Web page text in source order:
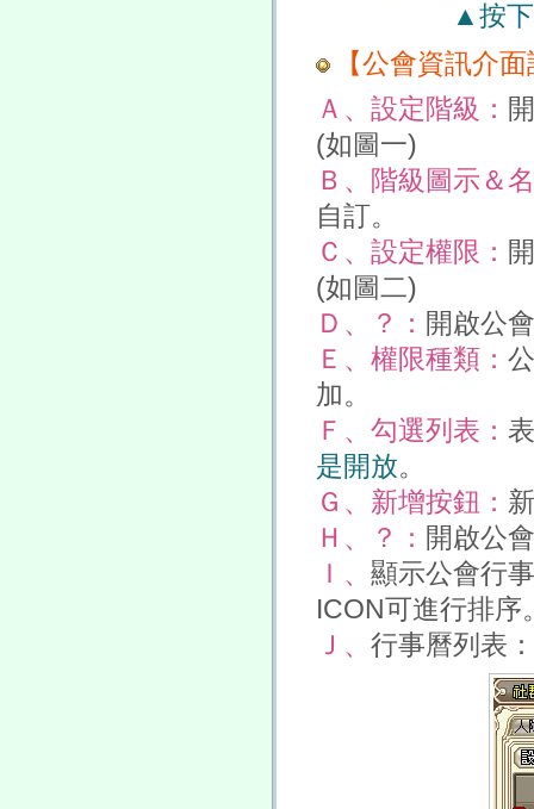
▲按
【公會資訊介
Ａ、設定階級：
(如圖一)
Ｂ、階級圖示＆
自訂。
Ｃ、設定權限：
(如圖二)
Ｄ、？： 開啟公
Ｅ、權限種類：
加。
Ｆ、勾選列表：
是開放。
Ｇ、新增按鈕：
Ｈ、？： 開啟公
Ｉ、 顯示公會行
ICON可進行排序
Ｊ、 行事曆列表：